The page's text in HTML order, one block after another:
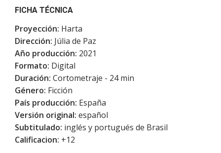
FICHA TÉCNICA
Proyección: Harta
Dirección: Júlia de Paz
Año producción: 2021
Formato: Digital
Duración: Cortometraje - 24 min
Género: Ficción
País producción: España
Versión original: español
Subtitulado: inglés y portugués de Brasil
Calificacion: +12